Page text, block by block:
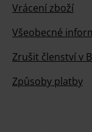
Vrácení zboží
Všeobecné
Zrušit členství v
Způsoby platby